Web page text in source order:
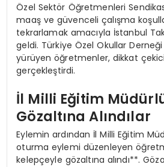
Özel Sektör Öğretmenleri
maaş ve güvenceli çalışma
tekrarlamak amacıyla İstanbul
geldi. Türkiye Özel Okullar
yürüyen öğretmenler, dikkat
gerçekleştirdi.
İl Milli Eğitim
Gözaltına Alındılar
Eylemin ardından İl Milli Eğitim
oturma eylemi düzenleyen
kelepçeyle gözaltına alındı**.